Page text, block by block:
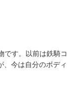
です。以前は鉄騎コ
、今は自分のボディ